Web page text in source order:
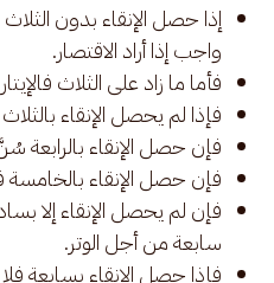
إذا حصل الإنقاء بدون
واجب إذا أراد الاقتصار.
فأما ما زاد على الثلاث
فإذا لم يحصل الإنقاء
فإن حصل الإنقاء بالرابعة
فإن حصل الإنقاء بالخامسة
فإن لم يحصل الإنقاء إلا
سابعة من أجل الوتر.
فإذا حصل الإنقاء بسابعة